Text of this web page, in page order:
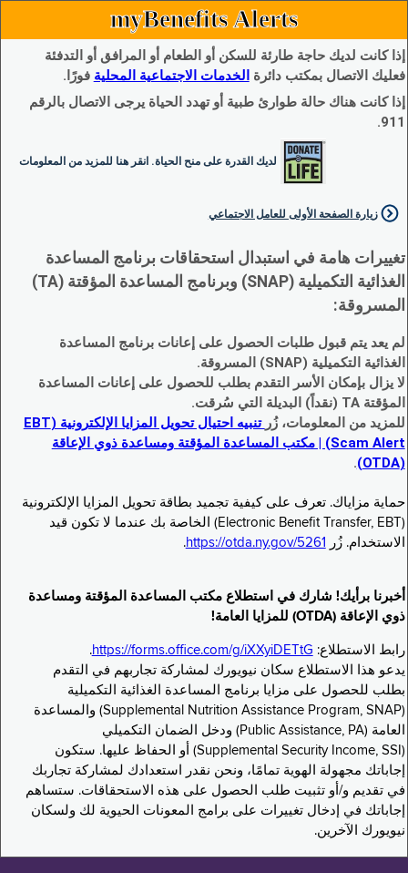
myBenefits Alerts
إذا كانت لديك حاجة طارئة للسكن أو الطعام أو المرافق أو التدفئة
فعليك الاتصال بمكتب دائرة الخدمات الاجتماعية المحلية فورًا.
إذا كانت هناك حالة طوارئ طبية أو تهدد الحياة يرجى الاتصال بالرقم
911.
لديك القدرة على منح الحياة. انقر هنا للمزيد من المعلومات
زيارة الصفحة الأولى للعامل الاجتماعي
تغييرات هامة في استبدال استحقاقات برنامج المساعدة
الغذائية التكميلية (SNAP) وبرنامج المساعدة المؤقتة (TA)
المسروقة:
لم يعد يتم قبول طلبات الحصول على إعانات برنامج المساعدة
الغذائية التكميلية (SNAP) المسروقة.
لا يزال بإمكان الأسر التقدم بطلب للحصول على إعانات المساعدة
المؤقتة TA (نقداً) البديلة التي سُرقت.
للمزيد من المعلومات، زُر
تنبيه احتيال تحويل المزايا الإلكترونية (EBT
Scam Alert) | مكتب المساعدة المؤقتة ومساعدة ذوي الإعاقة
(OTDA)
.
حماية مزاياك. تعرف على كيفية تجميد بطاقة تحويل المزايا الإلكترونية
(Electronic Benefit Transfer, EBT) الخاصة بك عندما لا تكون قيد
الاستخدام. زُر
https://otda.ny.gov/5261
.
أخبرنا برأيك! شارك في استطلاع مكتب المساعدة المؤقتة ومساعدة
ذوي الإعاقة (OTDA) للمزايا العامة!
رابط الاستطلاع: https://forms.office.com/g/iXXyiDETtG
.
يدعو هذا الاستطلاع سكان نيويورك لمشاركة تجاربهم في التقدم
بطلب للحصول على مزايا برنامج المساعدة الغذائية التكميلية
(Supplemental Nutrition Assistance Program, SNAP) والمساعدة
العامة (Public Assistance, PA) ودخل الضمان التكميلي
(Supplemental Security Income, SSI) أو الحفاظ عليها. ستكون
إجاباتك مجهولة الهوية تمامًا، ونحن نقدر استعدادك لمشاركة تجاربك
في تقديم و/أو تثبيت طلب الحصول على هذه الاستحقاقات. ستساهم
إجاباتك في إدخال تغييرات على برامج المعونات الحيوية لك ولسكان
نيويورك الآخرين.